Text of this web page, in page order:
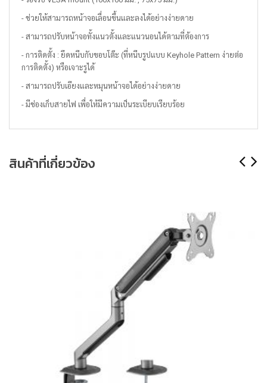
- ช่วยให้สามารถหน้าจอเลื่อนขึ้นและลงได้อย่างง่ายดาย
- สามารถปรับหน้าจอทั้งแนวตั้งและแนวนอนได้ตามที่ต้องการ
- การติดตั้ง : ยึดหนีบกับขอบโต๊ะ (ที่หนีบรูปแบบ Keyhole Pattern ง่ายต่อ
การติดตั้ง) หรือเจาะรูได้
- สามารถปรับเอียงและหมุนหน้าจอได้อย่างง่ายดาย
- มีช่องเก็บสายไฟ เพื่อให้มีความเป็นระเบียบเรียบร้อย
สินค้าที่เกี่ยวข้อง